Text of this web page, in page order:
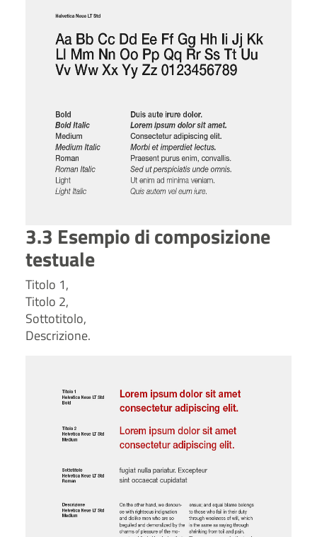
3.3 Esempio di composizione
testuale
Titolo 1,
Titolo 2,
Sottotitolo,
Descrizione.